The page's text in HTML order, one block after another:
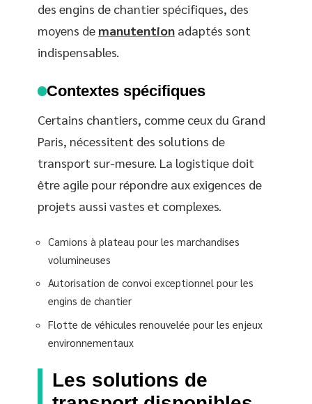
des engins de chantier spécifiques, des
moyens de manutention adaptés sont
indispensables.
Contextes spécifiques
Certains chantiers, comme ceux du Grand
Paris, nécessitent des solutions de
transport sur-mesure. La logistique doit
être agile pour répondre aux exigences de
projets aussi vastes et complexes.
Camions à plateau pour les marchandises
volumineuses
Autorisation de convoi exceptionnel pour les
engins de chantier
Flotte de véhicules renouvelée pour les enjeux
environnementaux
Les solutions de